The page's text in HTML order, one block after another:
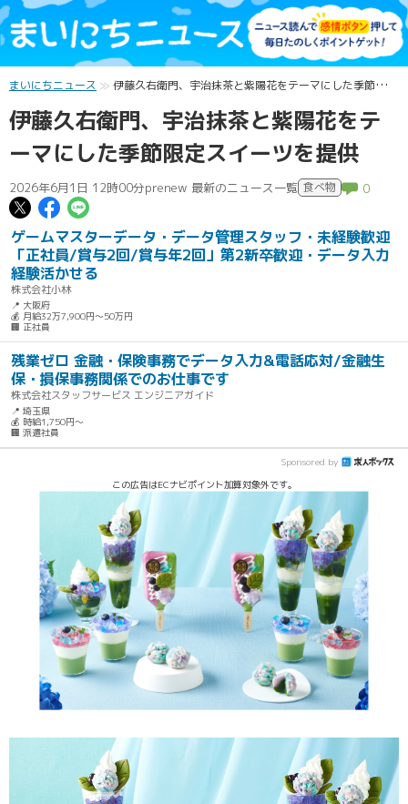
まいにちニュース 伊藤久右衛門、宇治抹茶と紫陽花をテーマにした季節限定スイーツを提供
伊藤久右衛門、宇治抹茶と紫陽花をテ
ーマにした季節限定スイーツを提供
2026年6月1日 12時00分prenew 最新のニュース一覧 食べ物 0
この記事についてポスト
この記事についてFacebookでシェ
ゲームマスターデータ・データ管理スタッフ・未経験歓迎
「正社員/賞与2回/賞与年2回」第2新卒歓迎・データ入力
経験活かせる
株式会社小林
📍 大阪府
💰 月給32万7,900円～50万円
🏢 正社員
残業ゼロ 金融・保険事務でデータ入力&電話応対/金融生
保・損保事務関係でのお仕事です
株式会社スタッフサービス エンジニアガイド
📍 埼玉県
💰 時給1,750円～
🏢 派遣社員
Sponsored by
この広告はECナビポイント加算対象外です。